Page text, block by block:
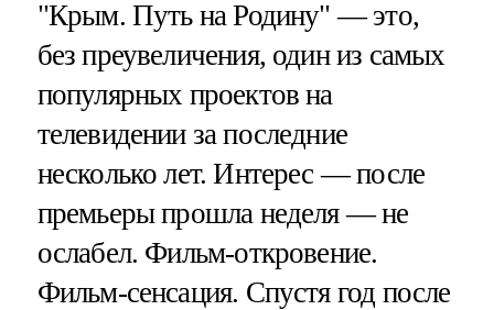
"Крым. Путь на Родину" — это,
без преувеличения, один из самых
популярных проектов на
телевидении за последние
несколько лет. Интерес — после
премьеры прошла неделя — не
ослабел. Фильм-откровение.
Фильм-сенсация. Спустя год после